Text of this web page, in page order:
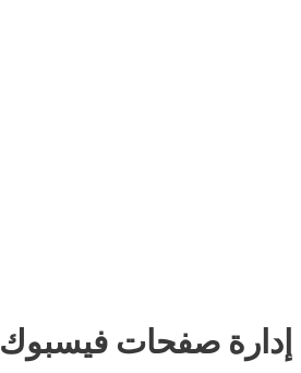
إدارة صفحات فيسبوك